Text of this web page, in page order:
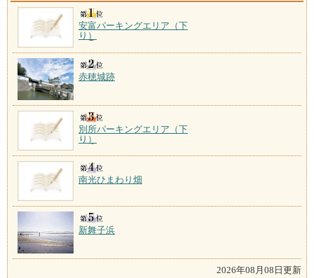
安富パーキングエリア（下
り）
赤穂城跡
別所パーキングエリア（下
り）
南光ひまわり畑
新舞子浜
2026年08月08日更新